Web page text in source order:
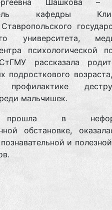
Шашкова –
кафедры
университета,
психологической
рассказала
подросткового
мальчишек.
прошла в
обстановке,
и